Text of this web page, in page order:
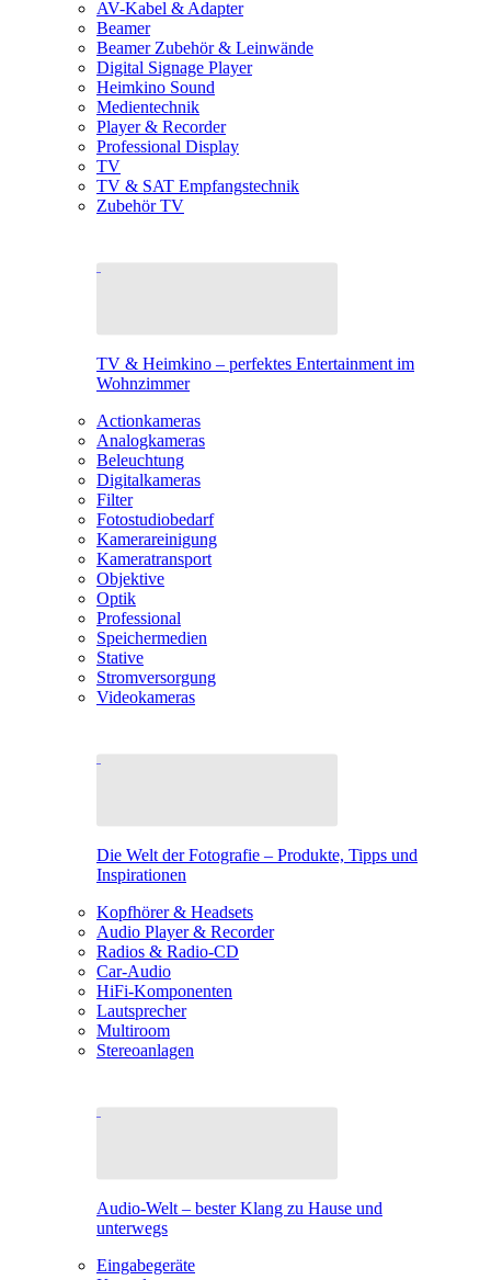
AV-Kabel & Adapter
Beamer
Beamer Zubehör & Leinwände
Digital Signage Player
Heimkino Sound
Medientechnik
Player & Recorder
Professional Display
TV
TV & SAT Empfangstechnik
Zubehör TV
TV & Heimkino – perfektes Entertainment im
Wohnzimmer
Actionkameras
Analogkameras
Beleuchtung
Digitalkameras
Filter
Fotostudiobedarf
Kamerareinigung
Kameratransport
Objektive
Optik
Professional
Speichermedien
Stative
Stromversorgung
Videokameras
Die Welt der Fotografie – Produkte, Tipps und
Inspirationen
Kopfhörer & Headsets
Audio Player & Recorder
Radios & Radio-CD
Car-Audio
HiFi-Komponenten
Lautsprecher
Multiroom
Stereoanlagen
Audio-Welt – bester Klang zu Hause und
unterwegs
Eingabegeräte